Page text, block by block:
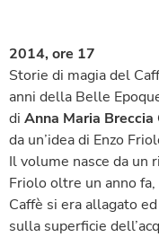
2014, ore 17
Storie di magia del
anni della Belle
di Anna Maria
da un’idea di Enzo
Il volume nasce da un
Friolo oltre un anno
Caffè si era allagato
sulla superficie